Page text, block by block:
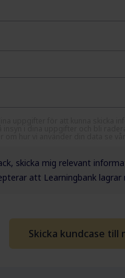
skicka mig relevant
att Learningbank lagrar